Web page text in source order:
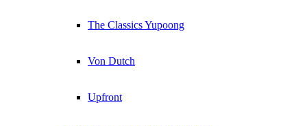
The Classics Yupoong
Von Dutch
Upfront